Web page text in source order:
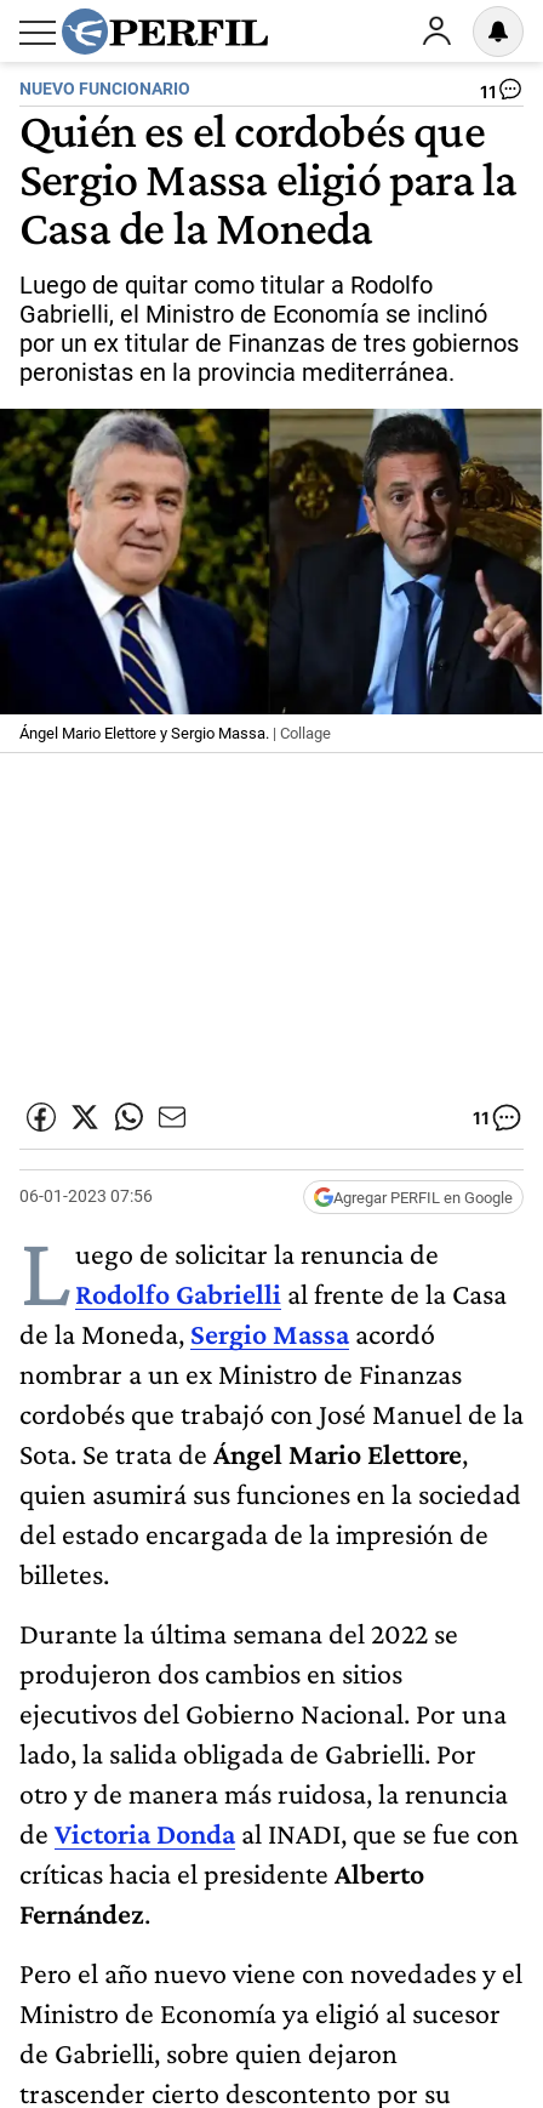
NUEVO FUNCIONARIO 11
Quién es el cordobés que
Sergio Massa eligió para la
Casa de la Moneda
Luego de quitar como titular a Rodolfo
Gabrielli, el Ministro de Economía se inclinó
por un ex titular de Finanzas de tres gobiernos
peronistas en la provincia mediterránea.
Ángel Mario Elettore y Sergio Massa. | Collage
11
06-01-2023 07:56 Agregar PERFIL en Google
Luego de solicitar la renuncia de
Rodolfo Gabrielli al frente de la Casa
de la Moneda, Sergio Massaacordó
nombrar a un ex Ministro de Finanzas
cordobés que trabajó con José Manuel de la
Sota. Se trata de Ángel Mario Elettore,
quien asumirá sus funciones en la sociedad
del estado encargada de la impresión de
billetes.
Durante la última semana del 2022 se
produjeron dos cambios en sitios
ejecutivos del Gobierno Nacional. Por una
lado, la salida obligada de Gabrielli. Por
otro y de manera más ruidosa, la renuncia
de Victoria Dondaal INADI, que se fue con
críticas hacia el presidente Alberto
Fernández.
Pero el año nuevo viene con novedades y el
Ministro de Economía ya eligió al sucesor
de Gabrielli, sobre quien dejaron
trascender cierto descontento por su